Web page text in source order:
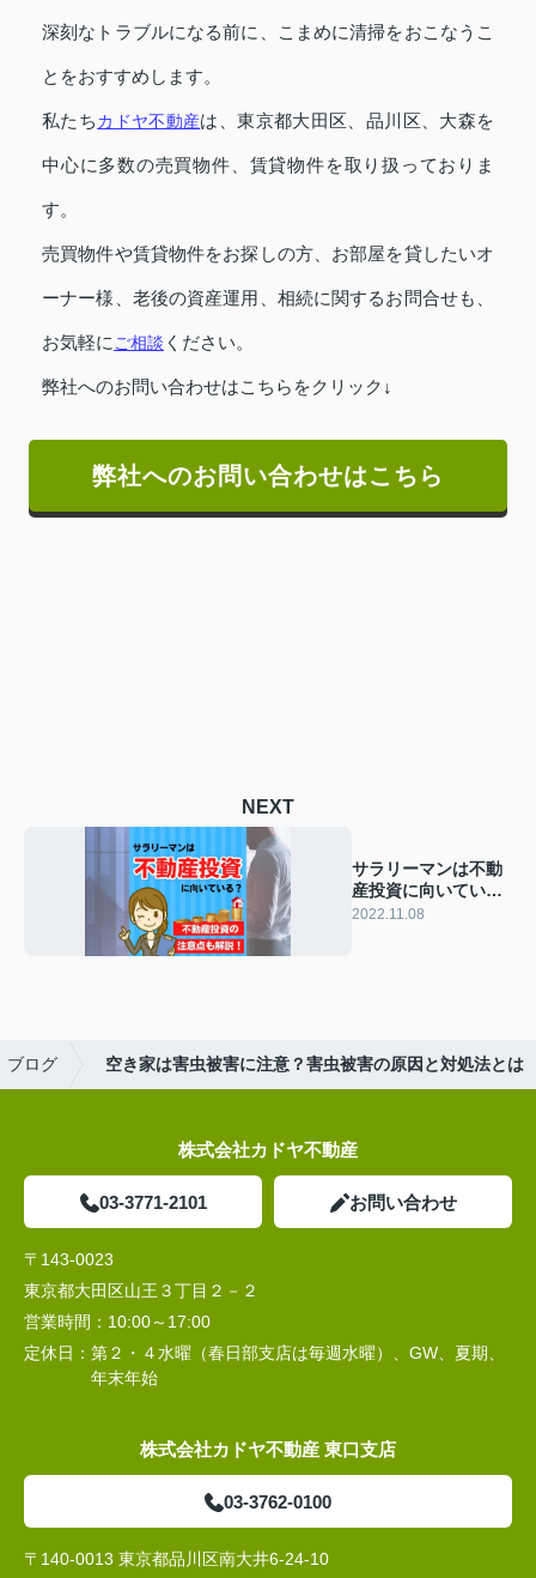
深刻なトラブルになる前に、こまめに清掃をおこなうこ
とをおすすめします。
私たちカドヤ不動産は、東京都大田区、品川区、大森を
中心に多数の売買物件、賃貸物件を取り扱っておりま
す。
売買物件や賃貸物件をお探しの方、お部屋を貸したいオ
ーナー様、老後の資産運用、相続に関するお問合せも、
お気軽にご相談 ください。
弊社へのお問い合わせはこちらをクリック↓
弊社へのお問い合わせはこちら
NEXT
サラリーマンは不動
産投資に向いてい
る？不動産投資の注
2022.11.08
ブログ 空き家は害虫被害に注意？害虫被害の原因と対処法とは
株式会社カドヤ不動産
03-3771-2101 お問い合わせ
〒143-0023
東京都大田区山王３丁目２－２
営業時間： 10:00～17:00
定休日： 第２・４水曜（春日部支店は毎週水曜）、GW、夏期、
年末年始
株式会社カドヤ不動産 東口支店
03-3762-0100
〒140-0013 東京都品川区南大井6-24-10